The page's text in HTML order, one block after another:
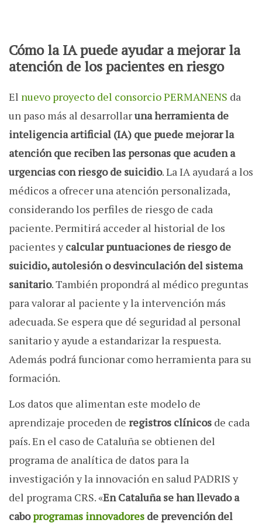
Cómo la IA puede ayudar a mejorar la
atención de los pacientes en riesgo
El nuevo proyecto del consorcio PERMANENS da
un paso más al desarrollaruna herramienta de
inteligencia artificial (IA) que puede mejorar la
atención que reciben las personas que acuden a
urgencias con riesgo de suicidio. La IA ayudará a los
médicos a ofrecer una atención personalizada,
considerando los perfiles de riesgo de cada
paciente. Permitirá acceder al historial de los
pacientes ycalcular puntuaciones de riesgo de
suicidio, autolesión o desvinculación del sistema
sanitario. También propondrá al médico preguntas
para valorar al paciente y la intervención más
adecuada. Se espera que dé seguridad al personal
sanitario y ayude a estandarizar la respuesta.
Además podrá funcionar como herramienta para su
formación.
Los datos que alimentan este modelo de
aprendizaje proceden de registros clínicos de cada
país. En el caso de Cataluña se obtienen del
programa de analítica de datos para la
investigación y la innovación en salud PADRIS y
del programa CRS. «En Cataluña se han llevado a
caboprogramas innovadores de prevención del